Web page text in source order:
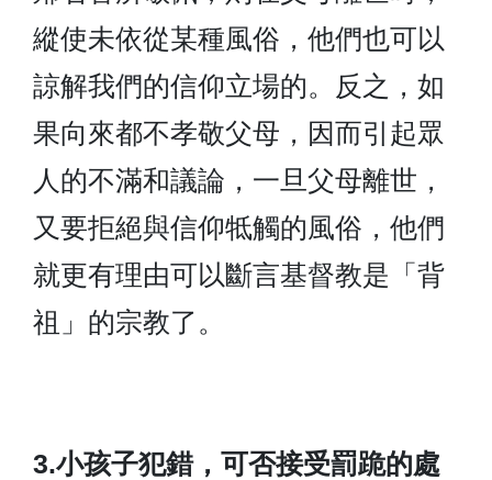
縱使未依從某種風俗，他們也可以
諒解我們的信仰立場的。反之，如
果向來都不孝敬父母，因而引起眾
人的不滿和議論，一旦父母離世，
又要拒絕與信仰牴觸的風俗，他們
就更有理由可以斷言基督教是「背
祖」的宗教了。
3.小孩子犯錯，可否接受罰跪的處